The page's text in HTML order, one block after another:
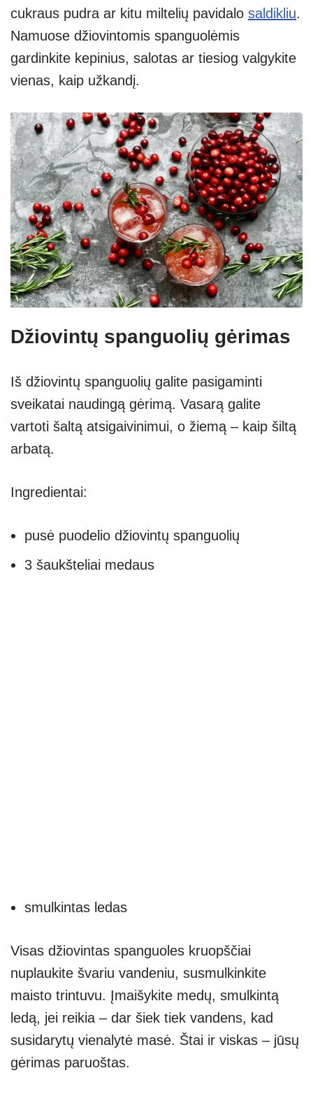
cukraus pudra ar kitu miltelių pavidalo saldikliu.
Namuose džiovintomis spanguolėmis
gardinkite kepinius, salotas ar tiesiog valgykite
vienas, kaip užkandį.
Džiovintų spanguolių gėrimas
Iš džiovintų spanguolių galite pasigaminti
sveikatai naudingą gėrimą. Vasarą galite
vartoti šaltą atsigaivinimui, o žiemą – kaip šiltą
arbatą.
Ingredientai:
pusė puodelio džiovintų spanguolių
3 šaukšteliai medaus
smulkintas ledas
Visas džiovintas spanguoles kruopščiai
nuplaukite švariu vandeniu, susmulkinkite
maisto trintuvu. Įmaišykite medų, smulkintą
ledą, jei reikia – dar šiek tiek vandens, kad
susidarytų vienalytė masė. Štai ir viskas – jūsų
gėrimas paruoštas.